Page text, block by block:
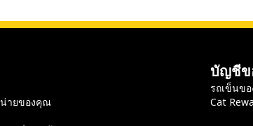
ายของคุณ
บัญชีข
รถเข็นข
Cat